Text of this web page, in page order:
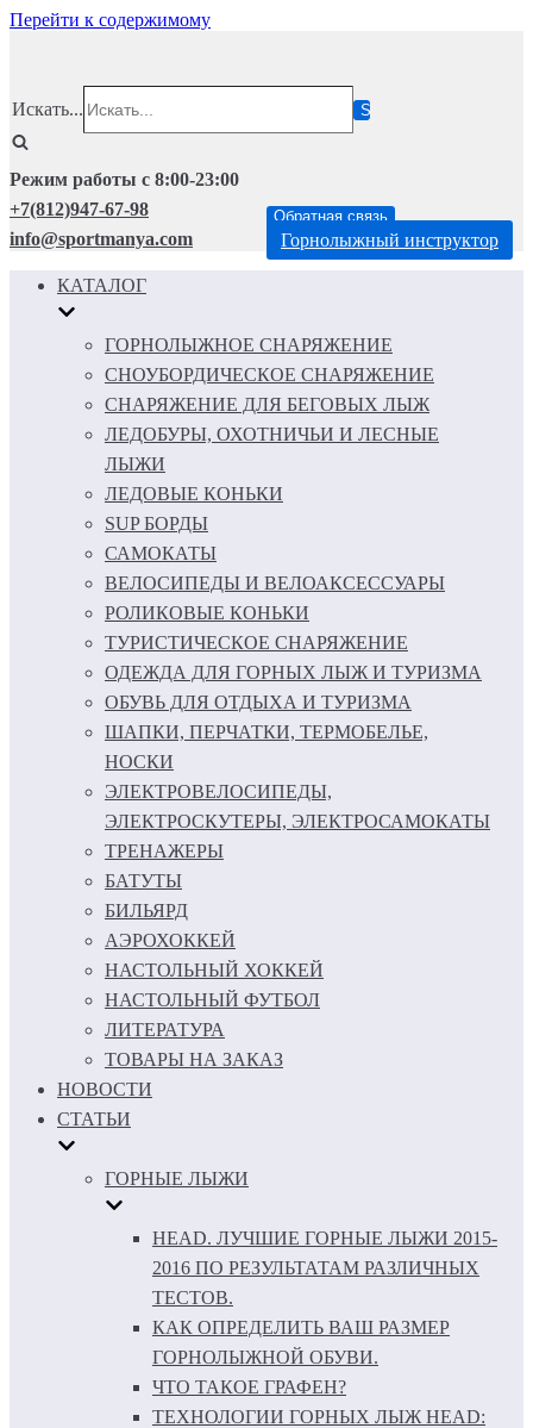
Перейти к содержимому
Искать...
Режим работы с 8:00-23:00
+7(812)947-67-98
info@sportmanya.com
Обратная связь
Горнолыжный инструктор
КАТАЛОГ
ГОРНОЛЫЖНОЕ СНАРЯЖЕНИЕ
СНОУБОРДИЧЕСКОЕ СНАРЯЖЕНИЕ
СНАРЯЖЕНИЕ ДЛЯ БЕГОВЫХ ЛЫЖ
ЛЕДОБУРЫ, ОХОТНИЧЬИ И ЛЕСНЫЕ
ЛЫЖИ
ЛЕДОВЫЕ КОНЬКИ
SUP БОРДЫ
САМОКАТЫ
ВЕЛОСИПЕДЫ И ВЕЛОАКСЕССУАРЫ
РОЛИКОВЫЕ КОНЬКИ
ТУРИСТИЧЕСКОЕ СНАРЯЖЕНИЕ
ОДЕЖДА ДЛЯ ГОРНЫХ ЛЫЖ И ТУРИЗМА
ОБУВЬ ДЛЯ ОТДЫХА И ТУРИЗМА
ШАПКИ, ПЕРЧАТКИ, ТЕРМОБЕЛЬЕ,
НОСКИ
ЭЛЕКТРОВЕЛОСИПЕДЫ,
ЭЛЕКТРОСКУТЕРЫ, ЭЛЕКТРОСАМОКАТЫ
ТРЕНАЖЕРЫ
БАТУТЫ
БИЛЬЯРД
АЭРОХОККЕЙ
НАСТОЛЬНЫЙ ХОККЕЙ
НАСТОЛЬНЫЙ ФУТБОЛ
ЛИТЕРАТУРА
ТОВАРЫ НА ЗАКАЗ
НОВОСТИ
СТАТЬИ
ГОРНЫЕ ЛЫЖИ
HEAD. ЛУЧШИЕ ГОРНЫЕ ЛЫЖИ 2015-
2016 ПО РЕЗУЛЬТАТАМ РАЗЛИЧНЫХ
ТЕСТОВ.
КАК ОПРЕДЕЛИТЬ ВАШ РАЗМЕР
ГОРНОЛЫЖНОЙ ОБУВИ.
ЧТО ТАКОЕ ГРАФЕН?
ТЕХНОЛОГИИ ГОРНЫХ ЛЫЖ HEAD: